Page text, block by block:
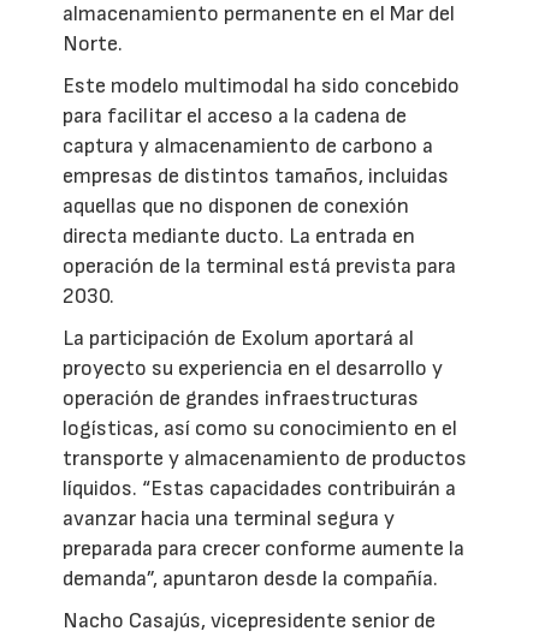
almacenamiento permanente en el Mar del
Norte.
Este modelo multimodal ha sido concebido
para facilitar el acceso a la cadena de
captura y almacenamiento de carbono a
empresas de distintos tamaños, incluidas
aquellas que no disponen de conexión
directa mediante ducto. La entrada en
operación de la terminal está prevista para
2030.
La participación de Exolum aportará al
proyecto su experiencia en el desarrollo y
operación de grandes infraestructuras
logísticas, así como su conocimiento en el
transporte y almacenamiento de productos
líquidos. “Estas capacidades contribuirán a
avanzar hacia una terminal segura y
preparada para crecer conforme aumente la
demanda”, apuntaron desde la compañía.
Nacho Casajús, vicepresidente senior de